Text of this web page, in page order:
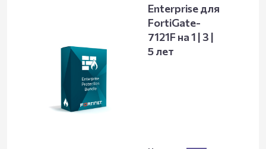
Enterprise для
FortiGate-
7121F на 1 | 3 |
5 лет